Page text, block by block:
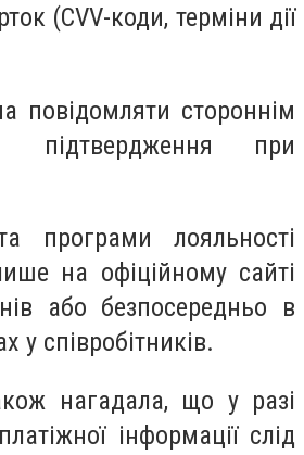
(CVV-коди, терміни дії
повідомляти стороннім
підтвердження при
програми лояльності
на офіційному сайті
або безпосередньо в
у співробітників.
нагадала, що у разі
інформації слід